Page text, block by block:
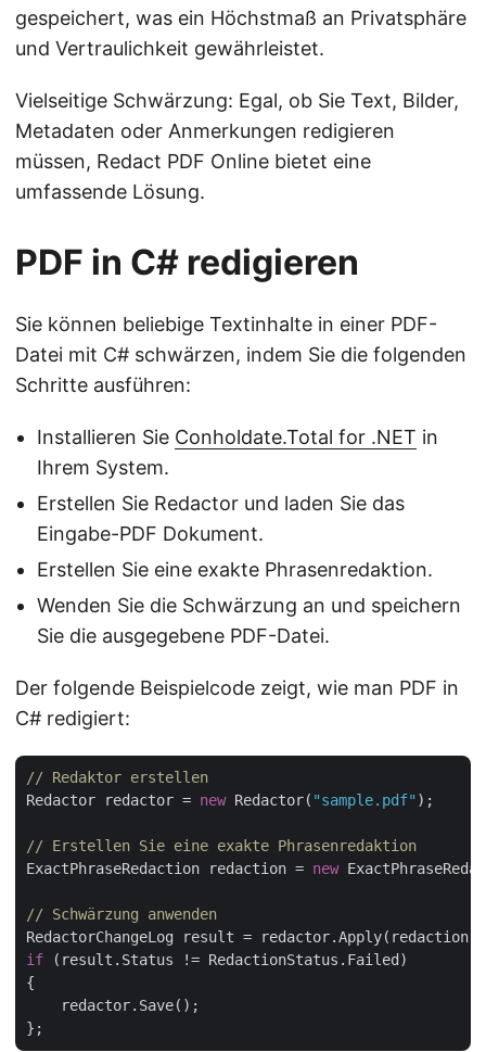
gespeichert, was ein Höchstmaß an Privatsphäre
und Vertraulichkeit gewährleistet.
Vielseitige Schwärzung: Egal, ob Sie Text, Bilder,
Metadaten oder Anmerkungen redigieren
müssen, Redact PDF Online bietet eine
umfassende Lösung.
PDF in C# redigieren
Sie können beliebige Textinhalte in einer PDF-
Datei mit C# schwärzen, indem Sie die folgenden
Schritte ausführen:
Installieren Sie Conholdate.Total for .NET in
Ihrem System.
Erstellen Sie Redactor und laden Sie das
Eingabe-PDF Dokument.
Erstellen Sie eine exakte Phrasenredaktion.
Wenden Sie die Schwärzung an und speichern
Sie die ausgegebene PDF-Datei.
Der folgende Beispielcode zeigt, wie man PDF in
C# redigiert:
// Redaktor erstellen
Redactor redactor = new Redactor( "sample.pdf" );
// Erstellen Sie eine exakte Phrasenredaktion
ExactPhraseRedaction redaction = new
// Schwärzung anwenden
if (result.Status != RedactionStatus.Failed)
{
    redactor.Save();